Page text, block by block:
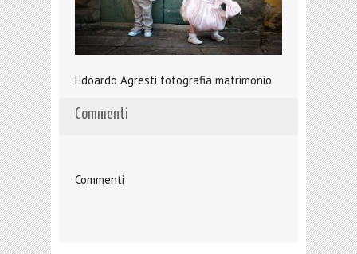
Edoardo Agresti fotografia matrimonio
Commenti
Commenti